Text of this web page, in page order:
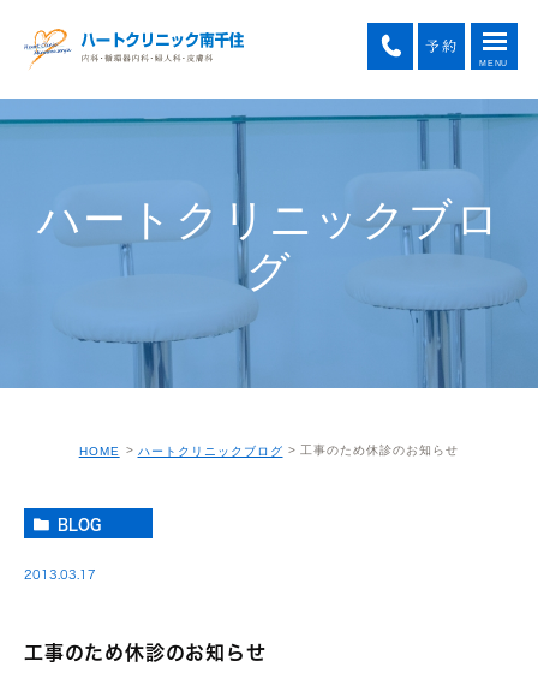
ハートクリニックブロ
グ
HOME ハートクリニックブログ 工事のため休診のお知らせ
BLOG
2013.03.17
工事のため休診のお知らせ